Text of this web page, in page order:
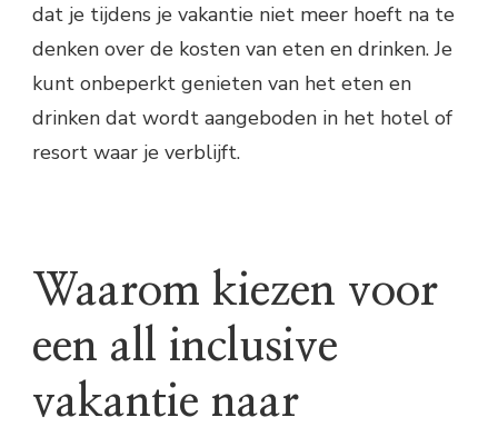
dat je tijdens je vakantie niet meer hoeft na te
denken over de kosten van eten en drinken. Je
kunt onbeperkt genieten van het eten en
drinken dat wordt aangeboden in het hotel of
resort waar je verblijft.
Waarom kiezen voor
een all inclusive
vakantie naar